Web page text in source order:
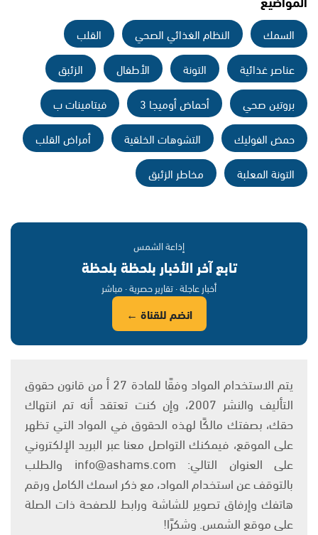
السمك النظام الغذائي الصحي
القلب
عناصر غذائية
التونة الأطفال
الزئبق
بروتين صحي
أحماض أوميجا 3
فيتامينات ب
حمض الفوليك
التشوهات الخلقية
أمراض القلب
التونة المعلبة
مخاطر الزئبق
إذاعة الشمس
تابع آخر الأخبار بلحظة بلحظة
أخبار عاجلة · تقارير حصرية · مباشر
انضم للقناة ←
يتم الاستخدام المواد وفقًا للمادة 27 أ من قانون حقوق
التأليف والنشر 2007، وإن كنت تعتقد أنه تم انتهاك
حقك، بصفتك مالكًا لهذه الحقوق في المواد التي تظهر
على الموقع، فيمكنك التواصل معنا عبر البريد الإلكتروني
على العنوان التالي: info@ashams.com والطلب
بالتوقف عن استخدام المواد، مع ذكر اسمك الكامل ورقم
هاتفك وإرفاق تصوير للشاشة ورابط للصفحة ذات الصلة
على موقع الشمس. وشكرًا!